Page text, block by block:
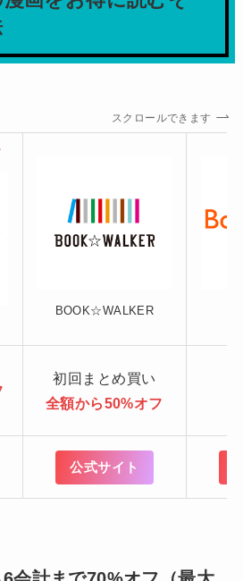
スクロールできます
BOOK☆WALKER
初回まとめ買い
全額から50%オフ
公式サイト